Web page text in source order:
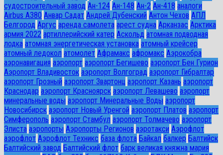
судостроительный завод Ан-124 Ан-148 Ан-2 Ан-418 аналоги
Airbus A380 Анвар Садат Андрей Дубенский Антон Чехов АПЛ
Белгород Аргус аренда самолета арест судна Арканзас Арктика
армия 2022 артиллерийский катер Аскольд атомная подводная
лодка атомная энергетическая установка атомный крейсер
атомный ледокол атомолет Афрамакс афромакс Аэрокобра
аэронавигация аэропорт аэропорт Бегишево аэропорт Бен Гурион
Аэропорт Владивосток аэропорт Волгоград аэропорт Гибралтар
аэропорт Грозный аэропорт Звартонц аэропорт Казань аэропорт
Краснодар аэропорт Красноярск аэропорт Левашево аэропорт
минеральные воды аэропорт Минеральные Воды аэропорт
Новосибирск аэропорт Новый Уренгой аэропорт Платов аэропорт
Симферополь аэропорт Стамбул аэропорт Толмачево аэропорт
Элиста аэропорты Аэропорты Регионов аэротакси Аэрофлот
аэрофлот Аэрофлот Техникс база флота Байкал балкер Балтийск
Балтийский завод Балтийский флот барк великая княжна мария